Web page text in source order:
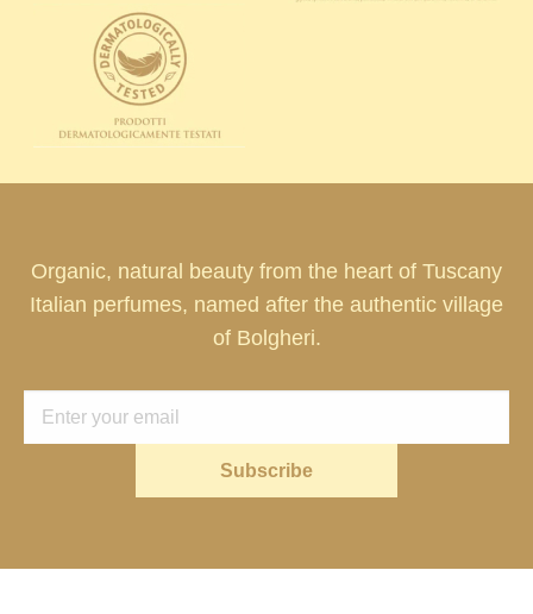
Organic, natural beauty from the heart of Tuscany
Italian perfumes, named after the authentic village
of Bolgheri.
Subscribe